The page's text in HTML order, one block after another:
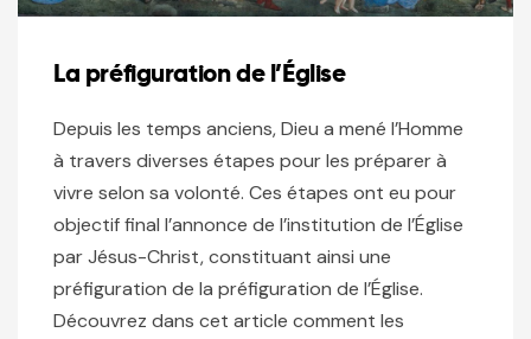
La préfiguration de l’Église
Depuis les temps anciens, Dieu a mené l’Homme
à travers diverses étapes pour les préparer à
vivre selon sa volonté. Ces étapes ont eu pour
objectif final l’annonce de l’institution de l’Église
par Jésus-Christ, constituant ainsi une
préfiguration de la préfiguration de l’Église.
Découvrez dans cet article comment les